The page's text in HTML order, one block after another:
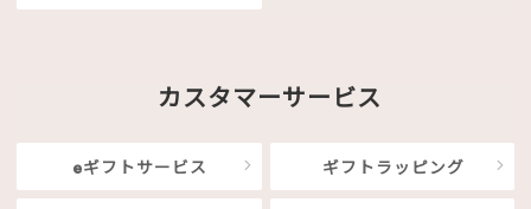
カスタマーサービス
eギフトサービス ギフトラッピング